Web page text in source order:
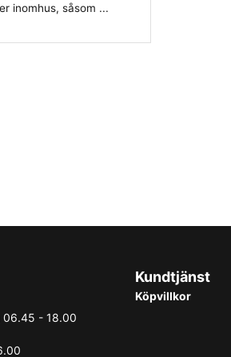
inomhus, såsom ...
06.45 - 18.00
Kundtjänst
Köpvillkor